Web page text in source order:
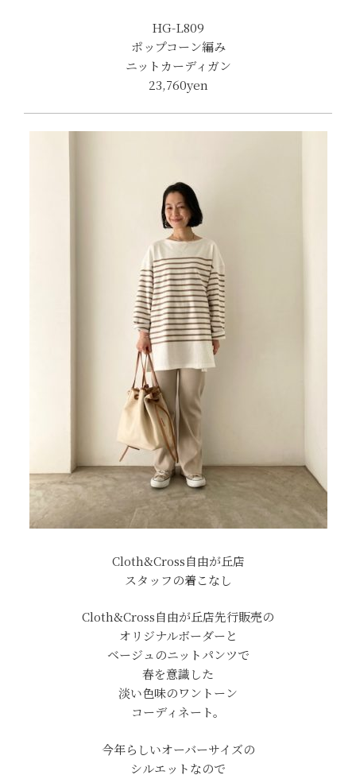
HG-L809
ポップコーン編み
ニットカーディガン
23,760yen
Cloth&Cross自由が丘店
スタッフの着こなし
Cloth&Cross自由が丘店先行販売の
オリジナルボーダーと
ベージュのニットパンツで
春を意識した
淡い色味のワントーン
コーディネート。
今年らしいオーバーサイズの
シルエットなので